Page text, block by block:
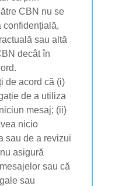
CBN nu se
confidențială,
sau altă
decât în
de acord că (i)
de a utiliza
mesaj; (ii)
nicio
sau de a revizui
asigură
sau că
sau